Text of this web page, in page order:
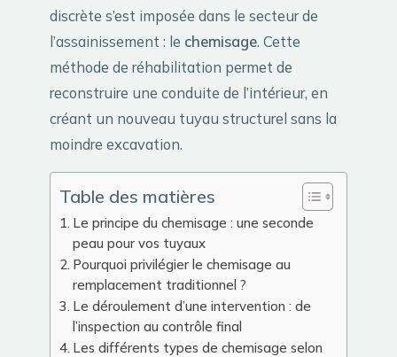
discrète s’est imposée dans le secteur de
l’assainissement : le chemisage. Cette
méthode de réhabilitation permet de
reconstruire une conduite de l’intérieur, en
créant un nouveau tuyau structurel sans la
moindre excavation.
Table des matières
Le principe du chemisage : une seconde
peau pour vos tuyaux
Pourquoi privilégier le chemisage au
remplacement traditionnel ?
Le déroulement d’une intervention : de
l’inspection au contrôle final
Les différents types de chemisage selon